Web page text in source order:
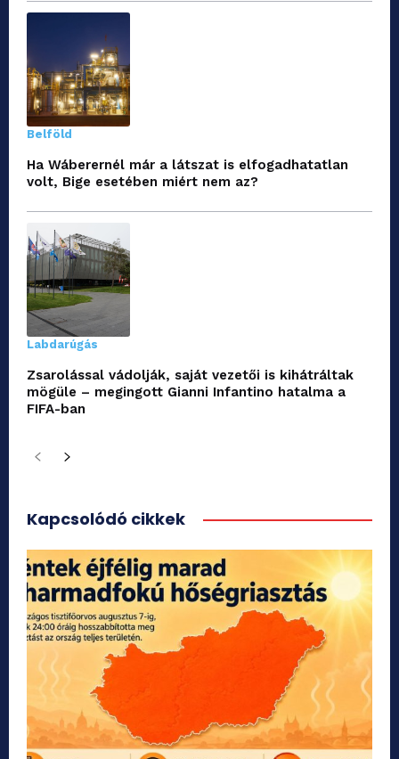
Belföld
Ha Wáberernél már a látszat is elfogadhatatlan
volt, Bige esetében miért nem az?
Labdarúgás
Zsarolással vádolják, saját vezetői is kihátráltak
mögüle – megingott Gianni Infantino hatalma a
FIFA-ban
Kapcsolódó cikkek